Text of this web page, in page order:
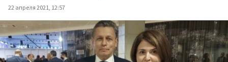
22 апреля 2021, 12:57